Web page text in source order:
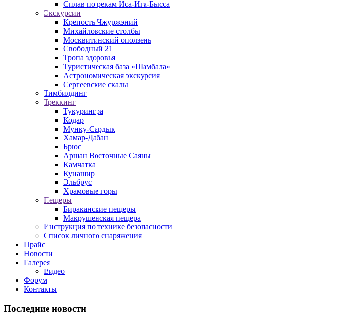
Сплав по рекам Иса-Ига-Бысса
Экскурсии
Крепость Чжуржэний
Михайловские столбы
Москвитинский оползень
Свободный 21
Тропа здоровья
Туристическая база «Шамбала»
Астрономическая экскурсия
Сергеевские скалы
Тимбилдинг
Треккинг
Тукурингра
Кодар
Мунку-Сардык
Хамар-Дабан
Брюс
Аршан Восточные Саяны
Камчатка
Кунашир
Эльбрус
Храмовые горы
Пещеры
Бираканские пещеры
Макрушенская пещера
Инструкция по технике безопасности
Список личного снаряжения
Прайс
Новости
Галерея
Видео
Форум
Контакты
Последние новости